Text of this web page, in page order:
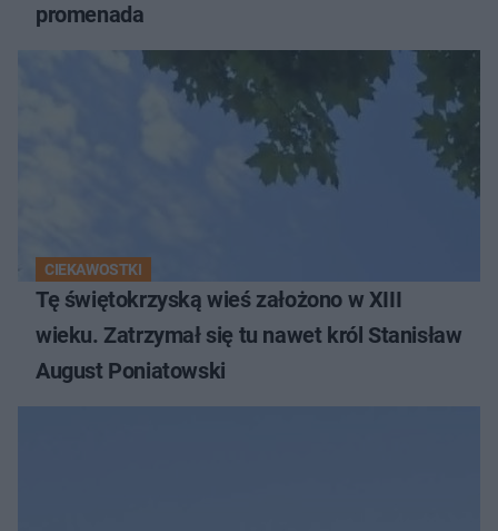
promenada
CIEKAWOSTKI
Tę świętokrzyską wieś założono w XIII
wieku. Zatrzymał się tu nawet król Stanisław
August Poniatowski